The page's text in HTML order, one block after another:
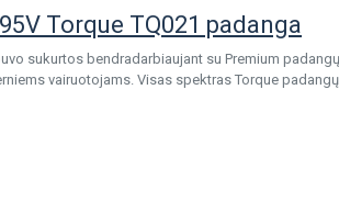
Torque TQ021 padanga
sukurtos bendradarbiaujant su Premium
vairuotojams. Visas spektras Torque